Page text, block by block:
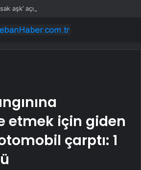
etmek için giden
çarptı: 1